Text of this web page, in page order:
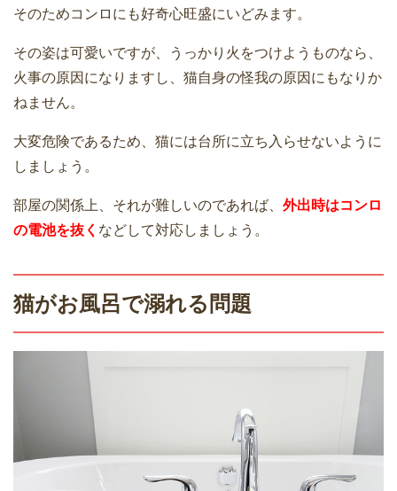
そのためコンロにも好奇心旺盛にいどみます。
その姿は可愛いですが、うっかり火をつけようものなら、
火事の原因になりますし、猫自身の怪我の原因にもなりか
ねません。
大変危険であるため、猫には台所に立ち入らせないように
しましょう。
部屋の関係上、それが難しいのであれば、 外出時はコンロ
の電池を抜く などして対応しましょう。
猫がお風呂で溺れる問題